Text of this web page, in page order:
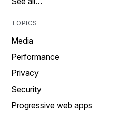
TOPICS
Media
Performance
Privacy
Security
Progressive web apps